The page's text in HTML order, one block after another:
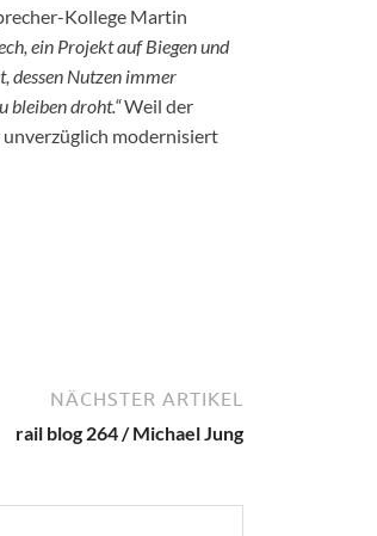
Kollege Martin
ein Projekt auf Biegen und
dessen Nutzen immer
bleiben droht.“Weil der
modernisiert
NÄCHSTER ARTIKEL
rail blog 264 / Michael Jung